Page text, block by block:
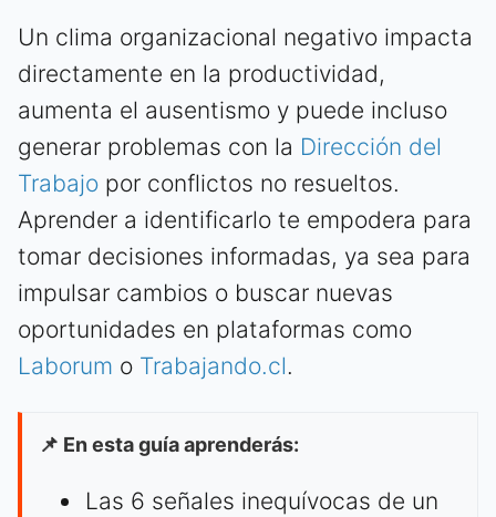
Un clima organizacional negativo impacta
directamente en la productividad,
aumenta el ausentismo y puede incluso
generar problemas con la Dirección del
Trabajo por conflictos no resueltos.
Aprender a identificarlo te empodera para
tomar decisiones informadas, ya sea para
impulsar cambios o buscar nuevas
oportunidades en plataformas como
Laborum o Trabajando.cl.
📌 En esta guía aprenderás:
Las 6 señales inequívocas de un